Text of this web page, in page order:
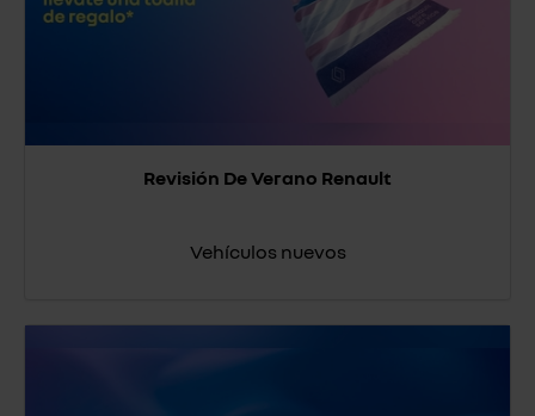
Revisión De Verano Renault
Vehículos nuevos